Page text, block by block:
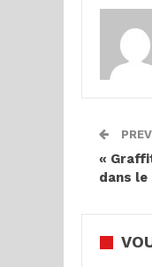
«
dans